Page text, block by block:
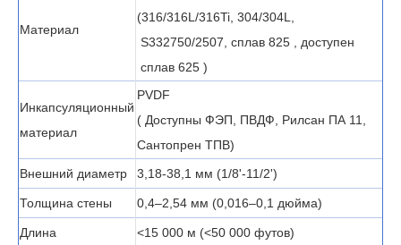
Материал
(316/316L/316Ti, 304/304L,
S332750/2507, сплав 825 , доступен
сплав 625 )
Инкапсуляционный
материал
PVDF
( Доступны ФЭП, ПВДФ, Рилсан ПА 11,
Сантопрен ТПВ)
Внешний диаметр
3,18-38,1 мм (1/8'-11/2')
Толщина стены 0,4–2,54 мм (0,016–0,1 дюйма)
Длина <15 000 м (<50 000 футов)